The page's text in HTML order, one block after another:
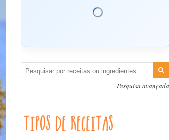
Pesquisa avançada